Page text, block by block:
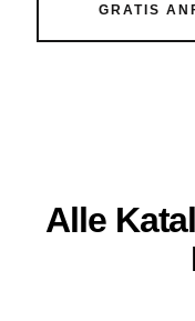
GRATIS
Alle